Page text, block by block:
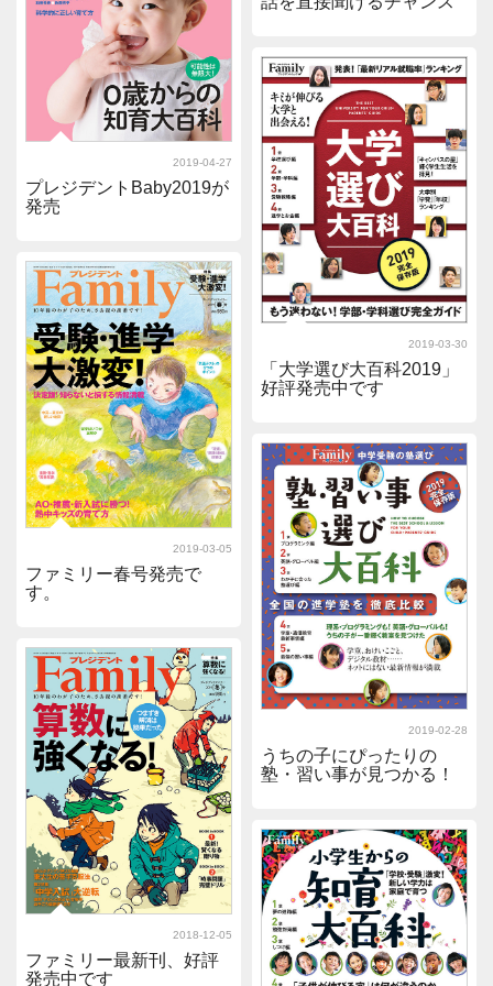
2019-04-27
プレジデントBaby2019が
発売
2019-03-30
「大学選び大百科2019」
好評発売中です
2019-03-05
ファミリー春号発売で
す。
2019-02-28
うちの子にぴったりの
塾・習い事が見つかる！
2018-12-05
ファミリー最新刊、好評
発売中です